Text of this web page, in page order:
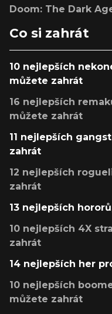
Doom: The Dark
Co si zahrát
10 nejlepších
můžete zahrát
16 nejlepších
můžete zahrát
11 nejlepších
zahrát
12 nejlepších
zahrát
13 nejlepších
10 nejlepších 4X
zahrát
14 nejlepších her
10 nejlepších
můžete zahrát